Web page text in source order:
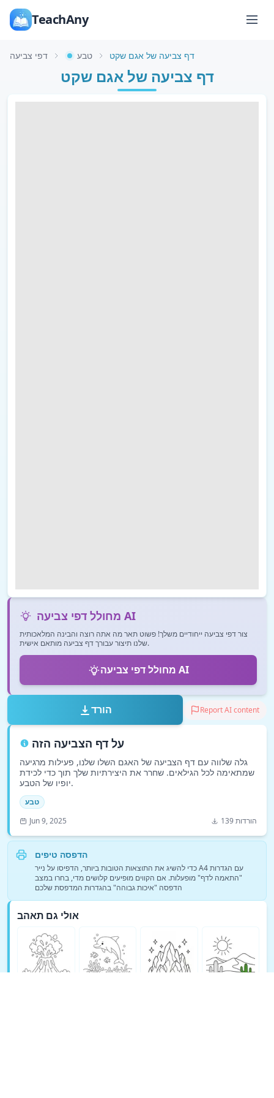
TeachAny
דפי צביעה טבע דף צביעה של אגם שקט
דף צביעה של אגם שקט
מחולל דפי צביעה AI
צור דפי צביעה ייחודיים משלך! פשוט תאר מה אתה רוצה והבינה המלאכותית
שלנו תיצור עבורך דף צביעה מותאם אישית.
מחולל דפי צביעה AI
הורד Report AI content
על דף הצביעה הזה
גלה שלווה עם דף הצביעה של האגם השלו שלנו, פעילות מרגיעה
שמתאימה לכל הגילאים. שחרר את היצירתיות שלך תוך כדי לכידת
יופיו של הטבע.
טבע
Jun 9, 2025
139 הורדות
הדפסה טיפים
כדי להשיג את התוצאות הטובות ביותר, הדפיסו על נייר A4 עם הגדרות
"התאמה לדף" מופעלות. אם הקווים מופיעים קלושים מדי, בחרו במצב
הדפסה "איכות גבוהה" בהגדרות המדפסת שלכם
אולי גם תאהב